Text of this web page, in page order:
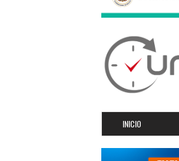
INICIO